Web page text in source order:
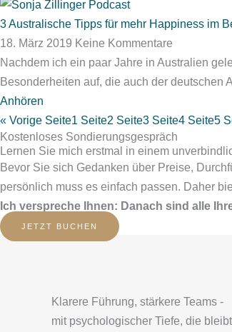
3 Australische Tipps für mehr Happiness im
18. März 2019 Keine Kommentare
Nachdem ich ein paar Jahre in Australien
Besonderheiten auf, die auch der deutschen
Anhören
« Vorige Seite1 Seite2 Seite3 Seite4 Seite5
Kostenloses Sondierungsgespräch
Lernen Sie mich erstmal in einem
Bevor Sie sich Gedanken über Preise,
persönlich muss es einfach passen. Daher
Ich verspreche Ihnen: Danach sind alle
JETZT BUCHEN
Klarere Führung, stärkere Teams -
mit psychologischer Tiefe, die